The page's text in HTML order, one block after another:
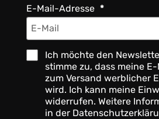
E-Mail-Adresse
Ich möchte den
stimme zu, dass meine
zum Versand werblicher
wird. Ich kann meine
widerrufen. Weitere
in der